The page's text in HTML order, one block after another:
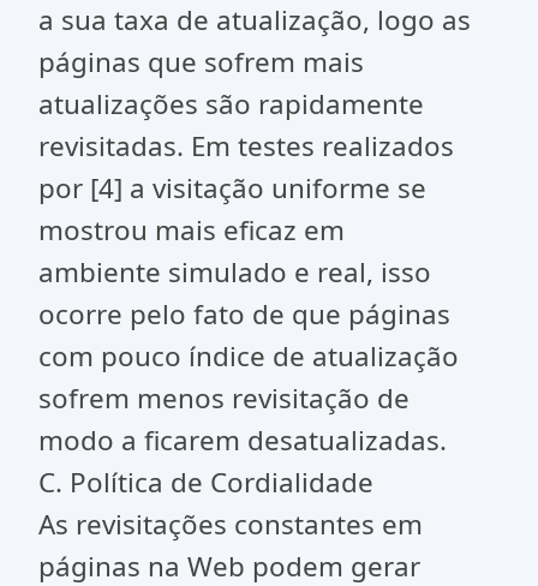
a sua taxa de atualização, logo as
páginas que sofrem mais
atualizações são rapidamente
revisitadas. Em testes realizados
por [4] a visitação uniforme se
mostrou mais eficaz em
ambiente simulado e real, isso
ocorre pelo fato de que páginas
com pouco índice de atualização
sofrem menos revisitação de
modo a ficarem desatualizadas.
C. Política de Cordialidade
As revisitações constantes em
páginas na Web podem gerar